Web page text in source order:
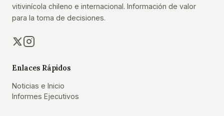
vitivinícola chileno e internacional. Información de valor
para la toma de decisiones.
Enlaces Rápidos
Noticias e Inicio
Informes Ejecutivos